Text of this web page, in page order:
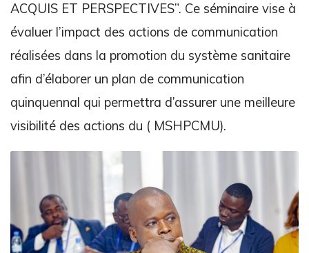
ACQUIS ET PERSPECTIVES”. Ce séminaire vise à
évaluer l’impact des actions de communication
réalisées dans la promotion du système sanitaire
afin d’élaborer un plan de communication
quinquennal qui permettra d’assurer une meilleure
visibilité des actions du ( MSHPCMU).